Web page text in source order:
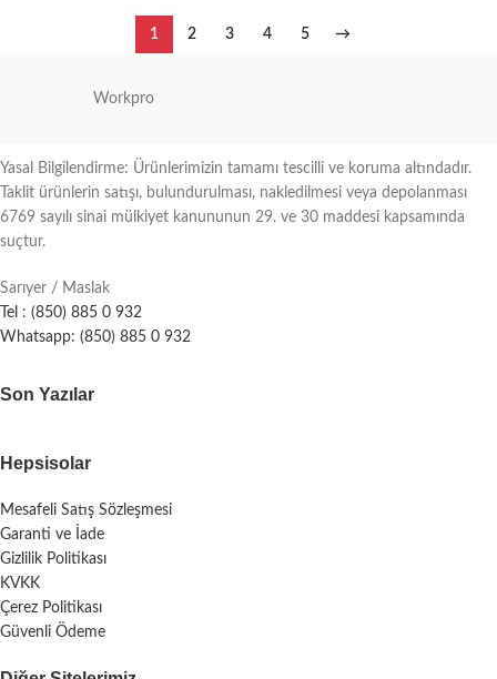
1 2 3 4 5 →
Workpro
Yasal Bilgilendirme: Ürünlerimizin tamamı tescilli ve koruma altındadır.
Taklit ürünlerin satışı, bulundurulması, nakledilmesi veya depolanması
6769 sayılı sinai mülkiyet kanununun 29. ve 30 maddesi kapsamında
suçtur.
Sarıyer / Maslak
Tel : (850) 885 0 932
Whatsapp: (850) 885 0 932
Son Yazılar
Hepsisolar
Mesafeli Satış Sözleşmesi
Garanti ve İade
Gizlilik Politikası
KVKK
Çerez Politikası
Güvenli Ödeme